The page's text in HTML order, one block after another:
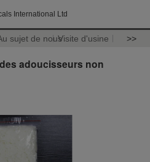
International Ltd
sujet de nousVisite d'usine >>
adoucisseurs non